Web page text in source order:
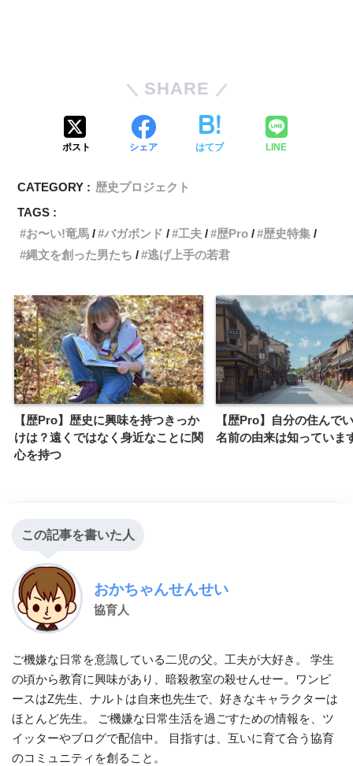
SHARE
ポスト シェア はてブ LINE
CATEGORY : 歴史プロジェクト
TAGS :
お〜い!竜馬
バガボンド 工夫 歴Pro
歴史特集
縄文を創った男たち
逃げ上手の若君
【歴Pro】歴史に興味を持つきっか
けは？遠くではなく身近なことに関
心を持つ
【歴Pro】自分の住んで
名前の由来は知っていま
この記事を書いた人
おかちゃんせんせい
協育人
ご機嫌な日常を意識している二児の父。工夫が大好き。 学生
の頃から教育に興味があり、暗殺教室の殺せんせー。ワンピ
ースはZ先生、ナルトは自来也先生で、好きなキャラクターは
ほとんど先生。 ご機嫌な日常生活を過ごすための情報を、ツ
イッターやブログで配信中。 目指すは、互いに育て合う協育
のコミュニティを創ること。